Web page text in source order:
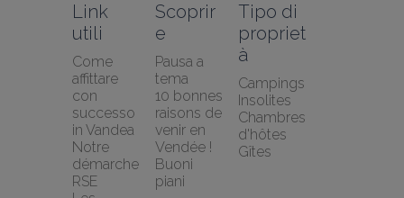
Link
utili
Come
affittare
con
successo
in Vandea
Notre
démarche
RSE
Scoprir
e
Pausa a
tema
10 bonnes
raisons de
venir en
Vendée !
Buoni
piani
Tipo di
propriet
à
Campings
Insolites
Chambres
d'hôtes
Gîtes